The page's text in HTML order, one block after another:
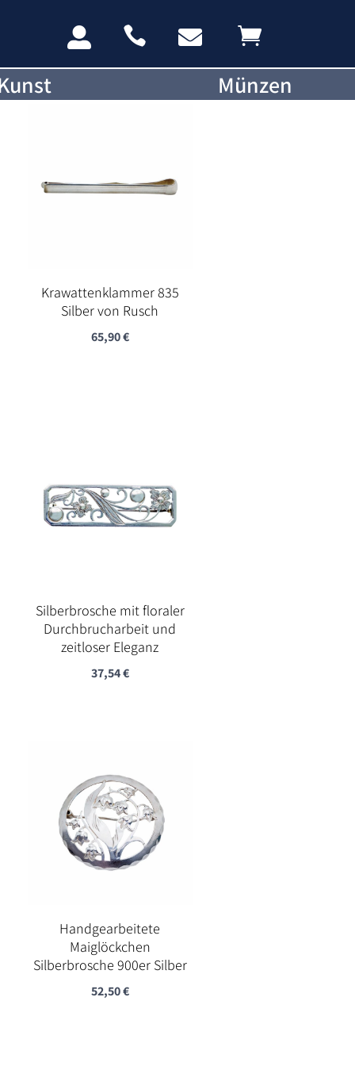
   
Münzen
Krawattenklammer 835
Silber von Rusch
65,90€
Silberbrosche mit floraler
Durchbrucharbeit und
zeitloser Eleganz
37,54€
Handgearbeitete
Maiglöckchen
Silberbrosche 900er Silber
52,50€